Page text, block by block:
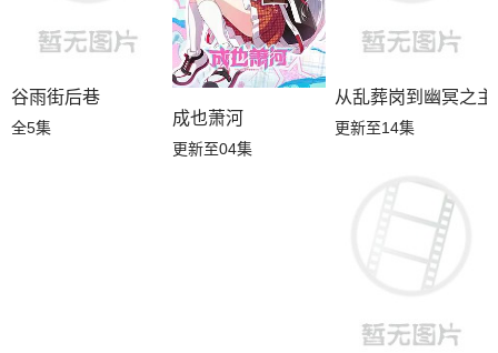
谷雨街后巷
全5集 成也萧河
更新至04集
从乱葬岗到幽冥之主
更新至14集